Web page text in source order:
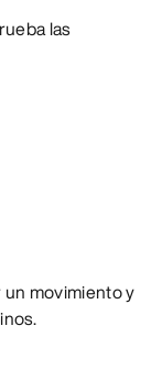
las
un movimiento y